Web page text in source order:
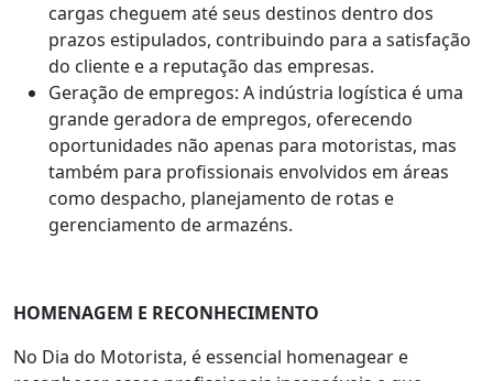
cargas cheguem até seus destinos dentro dos
prazos estipulados, contribuindo para a satisfação
do cliente e a reputação das empresas.
Geração de empregos: A indústria logística é uma
grande geradora de empregos, oferecendo
oportunidades não apenas para motoristas, mas
também para profissionais envolvidos em áreas
como despacho, planejamento de rotas e
gerenciamento de armazéns.
HOMENAGEM E RECONHECIMENTO
No Dia do Motorista, é essencial homenagear e